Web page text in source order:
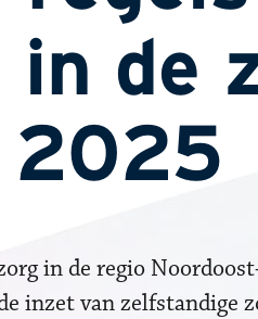
de
2025
in de regio
inzet van zelfstandige